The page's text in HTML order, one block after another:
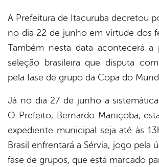
A Prefeitura de Itacuruba decretou
no dia 22 de junho em virtude dos
Também nesta data acontecerá a
seleção brasileira que disputa
pela fase de grupo da Copa do
Já no dia 27 de junho a
O Prefeito, Bernardo Maniçoba,
expediente municipal seja até às
Brasil enfrentará a Sérvia, jogo pela
fase de grupos, que está marcado